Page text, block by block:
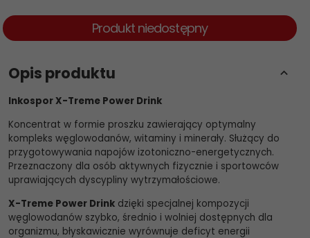
Produkt niedostępny
Opis produktu
Inkospor X-Treme Power Drink
Koncentrat w formie proszku zawierający optymalny
kompleks węglowodanów, witaminy i minerały. Służący do
przygotowywania napojów izotoniczno-energetycznych.
Przeznaczony dla osób aktywnych fizycznie i sportowców
uprawiających dyscypliny wytrzymałościowe.
X-Treme Power Drink dzięki specjalnej kompozycji
węglowodanów szybko, średnio i wolniej dostępnych dla
organizmu, błyskawicznie wyrównuje deficyt energii